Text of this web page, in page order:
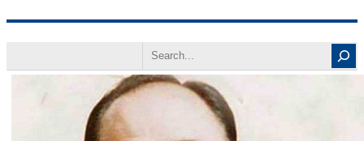
содержимому
Search